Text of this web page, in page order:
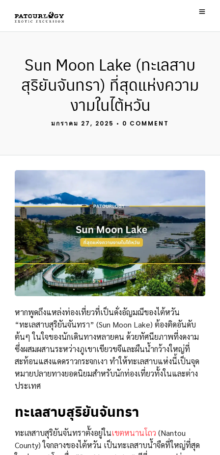
Sun Moon Lake (ทะเลสาบ
สุริยันจันทรา) ที่สุดแห่งความ
งามในไต้หวัน
มกราคม 27, 2025 • 0 COMMENT
หากพูดถึงแหล่งท่องเที่ยวที่เป็นดั่งอัญมณีของไต้หวัน
“ทะเลสาบสุริยันจันทรา” (Sun Moon Lake) ต้องติดอันดับ
ต้นๆ ในใจของนักเดินทางหลายคน ด้วยทัศนียภาพที่งดงาม
ซึ่งผสมผสานระหว่างภูเขาเขียวขจีและผืนน้ำกว้างใหญ่ที่
สะท้อนแสงแดดราวกระจกเงา ทำให้ทะเลสาบแห่งนี้เป็นจุด
หมายปลายทางยอดนิยมสำหรับนักท่องเที่ยวทั้งในและต่าง
ประเทศ
ทะเลสาบสุริยันจันทรา
ทะเลสาบสุริยันจันทราตั้งอยู่ในเขตหนานโถว (Nantou
County) ใจกลางของไต้หวัน เป็นทะเลสาบน้ำจืดที่ใหญ่ที่สุด